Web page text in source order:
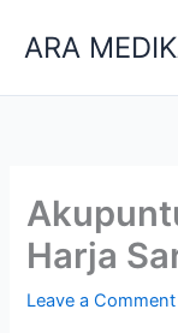
ARA
Harja
Leave a Comment